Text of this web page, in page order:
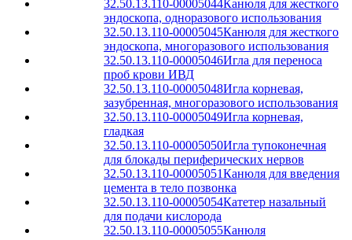
32.50.13.110-00005044Канюля для жесткого
эндоскопа, одноразового использования
32.50.13.110-00005045Канюля для жесткого
эндоскопа, многоразового использования
32.50.13.110-00005046Игла для переноса
проб крови ИВД
32.50.13.110-00005048Игла корневая,
зазубренная, многоразового использования
32.50.13.110-00005049Игла корневая,
гладкая
32.50.13.110-00005050Игла тупоконечная
для блокады периферических нервов
32.50.13.110-00005051Канюля для введения
цемента в тело позвонка
32.50.13.110-00005054Катетер назальный
для подачи кислорода
32.50.13.110-00005055Канюля